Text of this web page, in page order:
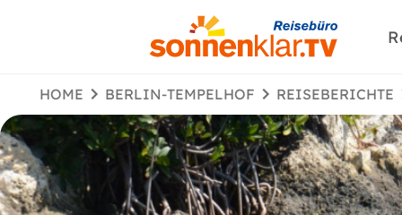
HOME BERLIN-TEMPELHOF REISEBERICHTE